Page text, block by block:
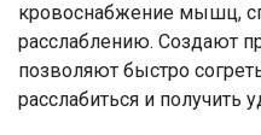
кровоснабжение мышц,
расслаблению. Создают
позволяют быстро
расслабиться и получить